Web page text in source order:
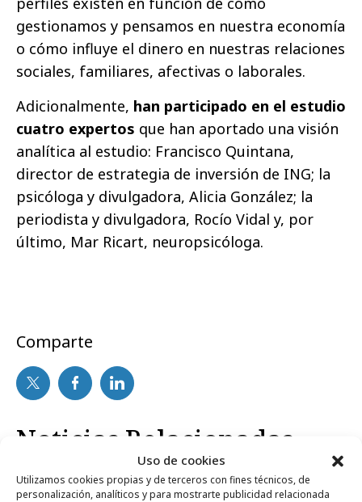
Uso de cookies
Utilizamos cookies propias y de terceros con fines técnicos, de
personalización, analíticos y para mostrarte publicidad relacionada
gestionamos y pensamos en nuestra economía
o cómo influye el dinero en nuestras relaciones
sociales, familiares, afectivas o laborales.
Adicionalmente, han participado en el estudio
cuatro expertos que han aportado una visión
analítica al estudio: Francisco Quintana,
director de estrategia de inversión de ING; la
psicóloga y divulgadora, Alicia González; la
periodista y divulgadora, Rocío Vidal y, por
último, Mar Ricart, neuropsicóloga.
Comparte
Noticias Relacionadas
Campañas